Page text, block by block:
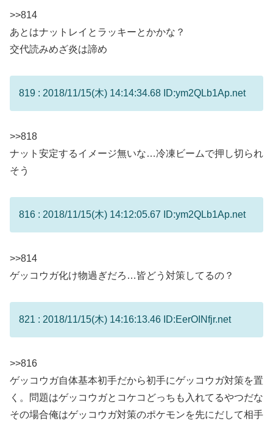
>>814
あとはナットレイとラッキーとかかな？
交代読みめざ炎は諦め
819 : 2018/11/15(木) 14:14:34.68 ID:ym2QLb1Ap.net
>>818
ナット安定するイメージ無いな…冷凍ビームで押し切られ
そう
816 : 2018/11/15(木) 14:12:05.67 ID:ym2QLb1Ap.net
>>814
ゲッコウガ化け物過ぎだろ…皆どう対策してるの？
821 : 2018/11/15(木) 14:16:13.46 ID:EerOINfjr.net
>>816
ゲッコウガ自体基本初手だから初手にゲッコウガ対策を置
く。問題はゲッコウガとコケコどっちも入れてるやつだな
その場合俺はゲッコウガ対策のポケモンを先にだして相手